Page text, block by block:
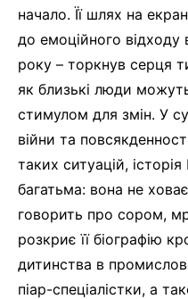
начало. Її шлях на
до емоційного відходу
року – торкнув серця
як близькі люди
стимулом для змін. У
війни та
таких ситуацій, історія
багатьма: вона не
говорить про сором,
розкриє її біографію
дитинства в
піар-спеціалістки, а